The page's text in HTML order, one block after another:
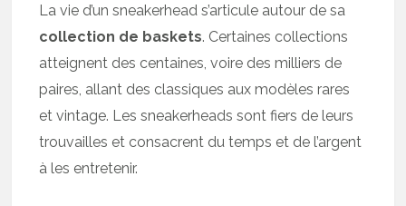
La vie d’un sneakerhead s’articule autour de sa
collection de baskets. Certaines collections
atteignent des centaines, voire des milliers de
paires, allant des classiques aux modèles rares
et vintage. Les sneakerheads sont fiers de leurs
trouvailles et consacrent du temps et de l’argent
à les entretenir.